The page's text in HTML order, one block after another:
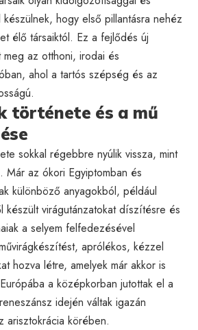
hogy első pillantásra nehéz
élő társaiktól. Ez a fejlődés új
az otthoni, irodai és
ahol a tartós szépség és az
története és a mű
sokkal régebbre nyúlik vissza, mint
Már az ókori Egyiptomban és
különböző anyagokból, például
készült virágutánzatokat díszítésre és
a selyem felfedezésével
aprólékos, kézzel
hozva létre, amelyek már akkor is
a középkorban jutottak el a
idején váltak igazán
arisztokrácia körében.